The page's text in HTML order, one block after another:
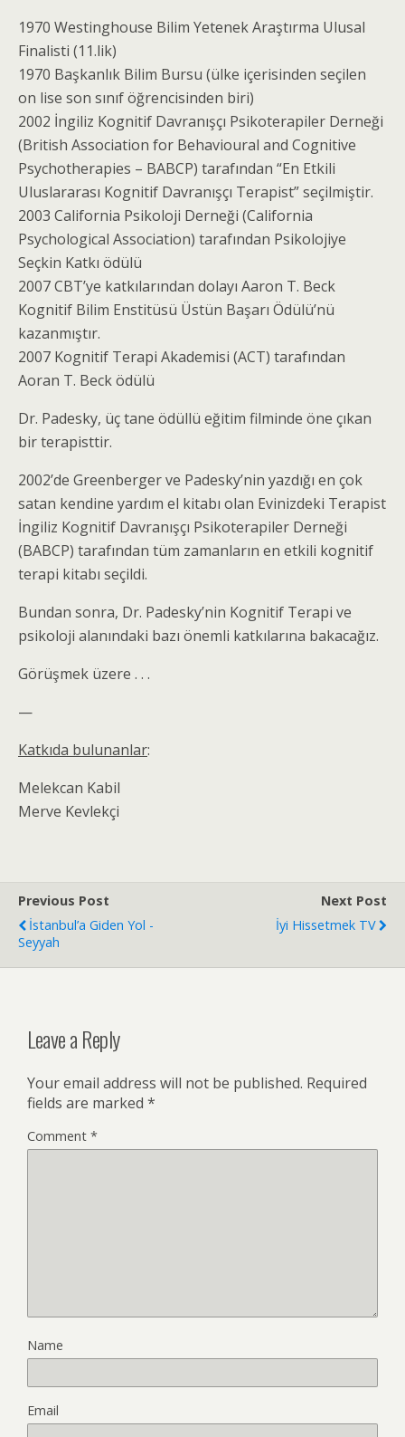
1970 Westinghouse Bilim Yetenek Araştırma Ulusal
Finalisti (11.lik)
1970 Başkanlık Bilim Bursu (ülke içerisinden seçilen
on lise son sınıf öğrencisinden biri)
2002 İngiliz Kognitif Davranışçı Psikoterapiler Derneği
(British Association for Behavioural and Cognitive
Psychotherapies – BABCP) tarafından “En Etkili
Uluslararası Kognitif Davranışçı Terapist” seçilmiştir.
2003 California Psikoloji Derneği (California
Psychological Association) tarafından Psikolojiye
Seçkin Katkı ödülü
2007 CBT’ye katkılarından dolayı Aaron T. Beck
Kognitif Bilim Enstitüsü Üstün Başarı Ödülü’nü
kazanmıştır.
2007 Kognitif Terapi Akademisi (ACT) tarafından
Aoran T. Beck ödülü
Dr. Padesky, üç tane ödüllü eğitim filminde öne çıkan
bir terapisttir.
2002’de Greenberger ve Padesky’nin yazdığı en çok
satan kendine yardım el kitabı olan Evinizdeki Terapist
İngiliz Kognitif Davranışçı Psikoterapiler Derneği
(BABCP) tarafından tüm zamanların en etkili kognitif
terapi kitabı seçildi.
Bundan sonra, Dr. Padesky’nin Kognitif Terapi ve
psikoloji alanındaki bazı önemli katkılarına bakacağız.
Görüşmek üzere . . .
—
Katkıda bulunanlar:
Melekcan Kabil
Merve Kevlekçi
Previous Post
İstanbul’a Giden Yol -
Seyyah
Next Post
İyi Hissetmek TV
Leave a Reply
Your email address will not be published. Required
fields are marked *
Comment *
Name
Email